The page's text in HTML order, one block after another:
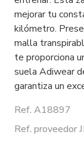
mejorar tu
kilómetro.
malla
te proporciona
suela Adiwear
garantiza un
Ref. A18897
Ref. proveedor